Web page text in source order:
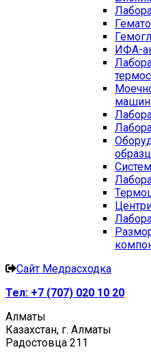
ИФА-
Сайт Медрасходка
Тел: +7 (707) 020 10 20
Алматы
Казахстан, г. Алматы
Радостовца 211